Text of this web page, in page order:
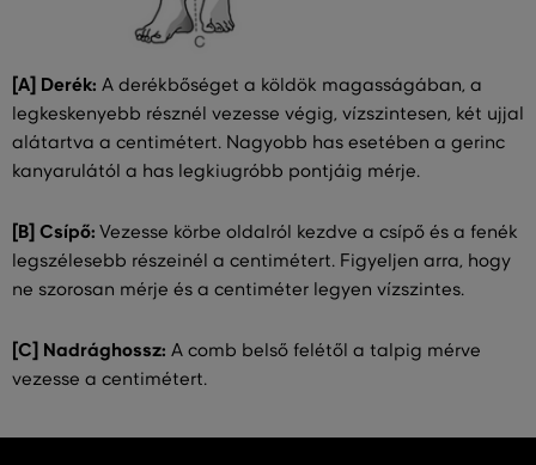
[A] Derék: A derékbőséget a köldök magasságában, a
legkeskenyebb résznél vezesse végig, vízszintesen, két ujjal
alátartva a centimétert. Nagyobb has esetében a gerinc
kanyarulától a has legkiugróbb pontjáig mérje.
[B] Csípő: Vezesse körbe oldalról kezdve a csípő és a fenék
legszélesebb részeinél a centimétert. Figyeljen arra, hogy
ne szorosan mérje és a centiméter legyen vízszintes.
[C] Nadrághossz: A comb belső felétől a talpig mérve
vezesse a centimétert.